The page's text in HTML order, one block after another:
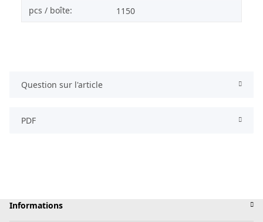
pcs / boîte: 1150
Question sur l'article
PDF
Informations